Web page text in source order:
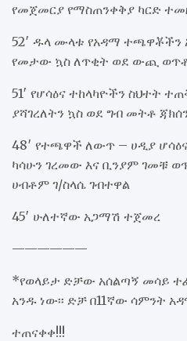
የመጀመርያ የማስጠንቀቅያ ካርድ
52′ ዱላ ሙላቱ የአዳማ ተጫዋቾችን
የመታው ኳስ ለጥቂት ወደ ውጪ
51′ የሆሳዕና ተከላካዮችን ስህተት
ያሻገረለትን ኳስ ወደ ግብ መትቶ
48′ የተጫዋች ለውጥ – ሀዲያ
ካሳሁን ገረመው እና ቢንያም ገመቹ
ሀብቶም ገ/ስላሴ ገብተዋል
45′ ሁለተኛው አጋማሽ ተጀመረ
——————
*የወላይታ ድቻው አሰልጣኝ መሳይ
አንዱ ነው፡፡ ድቻ በ11ኛው ሳምንት
ተጠናቀቀ!!!